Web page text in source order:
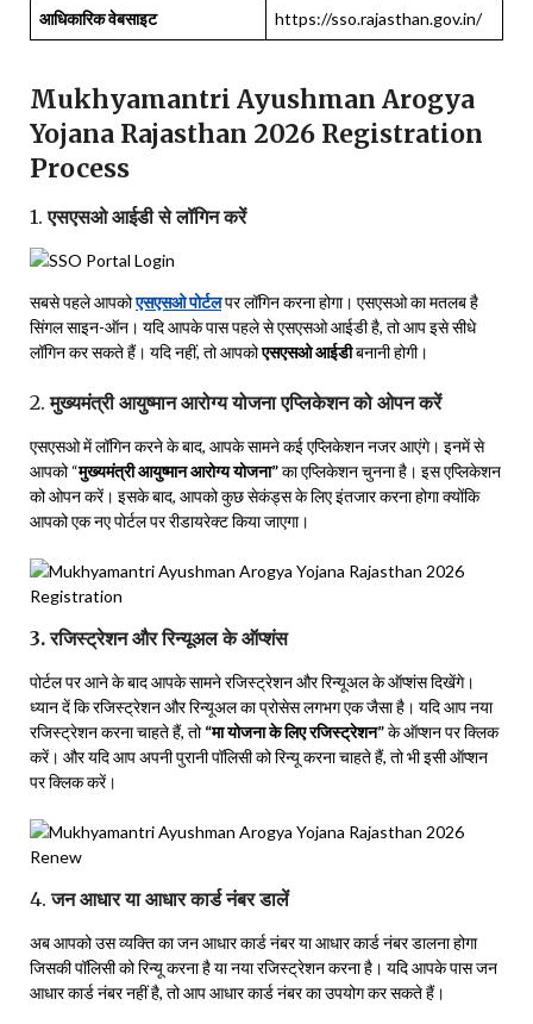
आधिकारिक वेबसाइट https://sso.rajasthan.gov.in/
Mukhyamantri Ayushman Arogya
Yojana Rajasthan 2026 Registration
Process
1.एसएसओ आईडी से लॉगिन करें
सबसे पहले आपकोएसएसओ पोर्टलपर लॉगिन करना होगा। एसएसओ का मतलब है
सिंगल साइन-ऑन। यदि आपके पास पहले से एसएसओ आईडी है, तो आप इसे सीधे
लॉगिन कर सकते हैं। यदि नहीं, तो आपकोएसएसओ आईडीबनानी होगी।
2.मुख्यमंत्री आयुष्मान आरोग्य योजना एप्लिकेशन को ओपन करें
एसएसओ में लॉगिन करने के बाद, आपके सामने कई एप्लिकेशन नजर आएंगे। इनमें से
आपको “मुख्यमंत्री आयुष्मान आरोग्य योजना”का एप्लिकेशन चुनना है। इस एप्लिकेशन
को ओपन करें। इसके बाद, आपको कुछ सेकंड्स के लिए इंतजार करना होगा क्योंकि
आपको एक नए पोर्टल पर रीडायरेक्ट किया जाएगा।
3. रजिस्ट्रेशन और रिन्यूअल के ऑप्शंस
पोर्टल पर आने के बाद आपके सामने रजिस्ट्रेशन और रिन्यूअल के ऑप्शंस दिखेंगे।
ध्यान दें कि रजिस्ट्रेशन और रिन्यूअल का प्रोसेस लगभग एक जैसा है। यदि आप नया
रजिस्ट्रेशन करना चाहते हैं, तो“मा योजना के लिए रजिस्ट्रेशन”के ऑप्शन पर क्लिक
करें। और यदि आप अपनी पुरानी पॉलिसी को रिन्यू करना चाहते हैं, तो भी इसी ऑप्शन
पर क्लिक करें।
4.जन आधार या आधार कार्ड नंबर डालें
अब आपको उस व्यक्ति का जन आधार कार्ड नंबर या आधार कार्ड नंबर डालना होगा
जिसकी पॉलिसी को रिन्यू करना है या नया रजिस्ट्रेशन करना है। यदि आपके पास जन
आधार कार्ड नंबर नहीं है, तो आप आधार कार्ड नंबर का उपयोग कर सकते हैं।